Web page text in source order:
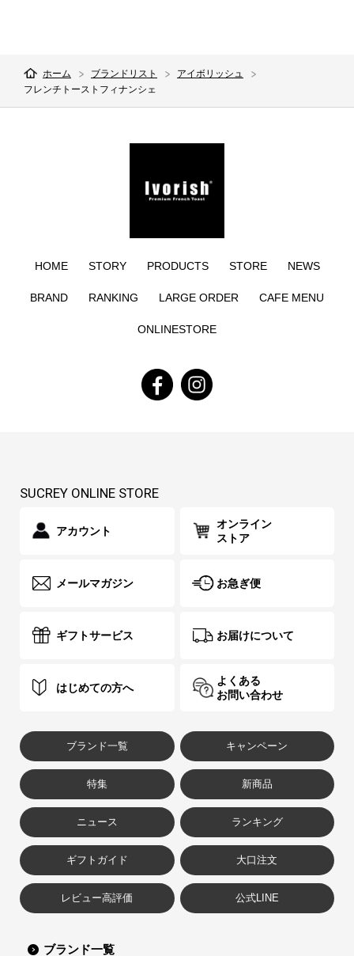
ホーム ブランドリスト
アイボリッシュ
フレンチトーストフィナンシェ
HOME STORY PRODUCTS STORE NEWS
BRAND RANKING LARGE ORDER CAFE MENU
ONLINESTORE
SUCREY ONLINE STORE
アカウント
オンライン
ストア
メールマガジン お急ぎ便
ギフトサービス お届けについて
はじめての方へ
よくある
お問い合わせ
ブランド一覧 キャンペーン
特集 新商品
ニュース ランキング
ギフトガイド 大口注文
レビュー高評価 公式LINE
ブランド一覧